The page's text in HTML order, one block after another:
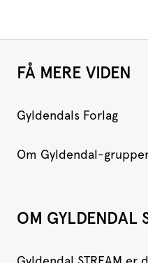
FÅ MERE VIDEN
Gyldendals Forlag
Om Gyldendal-
OM GYLDENDAL